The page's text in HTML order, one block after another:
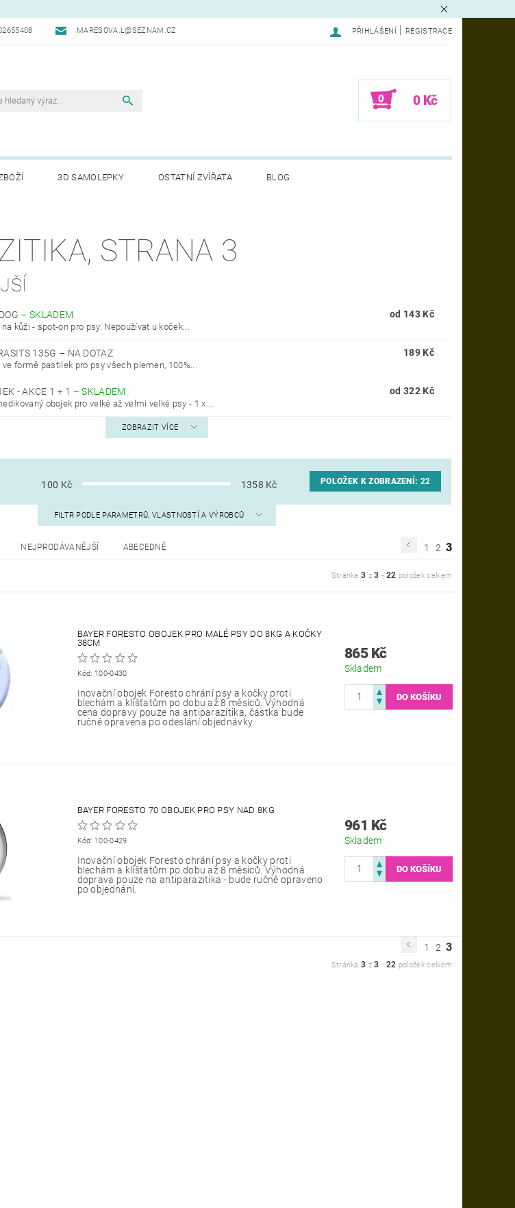
MARESOVA.L@SEZNAM.CZ PŘIHLÁŠENÍ REGISTRACE
0 0 Kč
3D SAMOLEPKY OSTATNÍ ZVÍŘATA BLOG
, STRANA 3
– SKLADEM
kůži - spot-on pro psy. Nepoužívat u koček...
od 143 Kč
135G – NA DOTAZ
formě pastilek pro psy všech plemen, 100%...
189 Kč
- AKCE 1 + 1 –SKLADEM
obojek pro velké až velmi velké psy - 1 x...
od 322 Kč
ZOBRAZIT VÍCE
100 Kč 1358 Kč POLOŽEK K ZOBRAZENÍ: 22
FILTR PODLE PARAMETRŮ, VLASTNOSTÍ A VÝROBCŮ
NEJPRODÁVANĚJŠÍ ABECEDNĚ 1 2 3
Stránka3 z3 - 22 položek celkem
BAYER FORESTO OBOJEK PRO MALÉ PSY DO 8KG A KOČKY
38CM
Kód: 100-0430
Inovační obojek Foresto chrání psy a kočky proti
blechám a klíšťatům po dobu až 8 měsíců. Výhodná
cena dopravy pouze na antiparazitika, částka bude
ručně opravena po odeslání objednávky.
865 Kč
Skladem
BAYER FORESTO 70 OBOJEK PRO PSY NAD 8KG
Kód: 100-0429
Inovační obojek Foresto chrání psy a kočky proti
blechám a klíšťatům po dobu až 8 měsíců. Výhodná
doprava pouze na antiparazitika - bude ručně opraveno
po objednání.
961 Kč
Skladem
1 2 3
Stránka3 z3 - 22 položek celkem